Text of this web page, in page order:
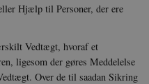
Hjælp til Personer, der ere
Vedtægt, hvoraf et
ligesom der gøres Meddelelse
Over de til saadan Sikring